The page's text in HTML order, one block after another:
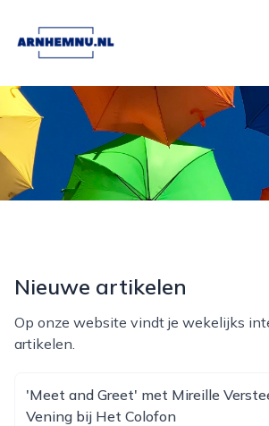
arnhemnu.nl
Nieuwe artikelen
Op onze website vindt je wekelijks
artikelen.
'Meet and Greet' met Mireille
Vening bij Het Colofon